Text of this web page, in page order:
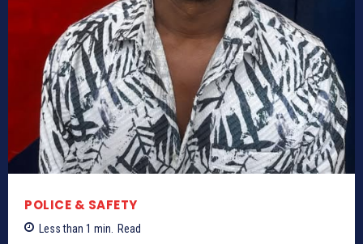
POLICE & SAFETY
Less than 1 min. Read